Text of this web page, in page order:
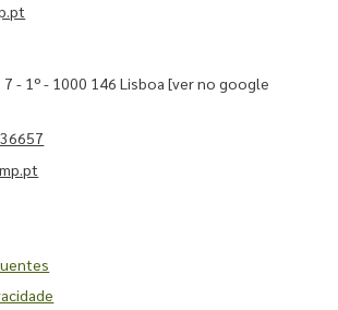
7 - 1º - 1000 146 Lisboa[ver no google